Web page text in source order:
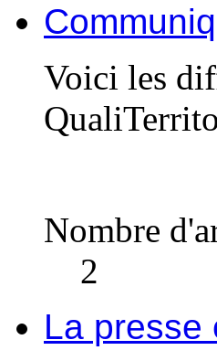
Voici les
Nombre
2
La presse